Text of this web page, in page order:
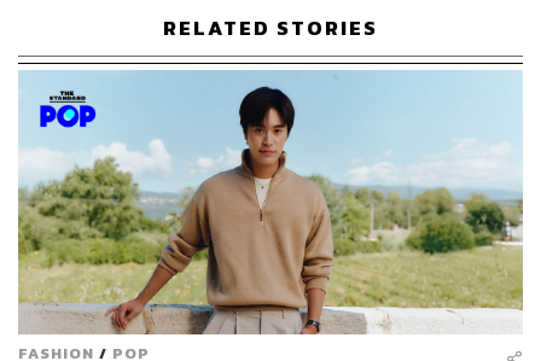
กองบรรณาธิการคัลเจอร์ สำนักข่าว THE
ABOUT THE AUTHOR
คริสตอฟเฟอร์ สเวนซัน
บรรณาธิการแฟชั่นและคัลเจอร์ต่างประเทศ
ประจำสำนักข่าว THE STANDARD
RELATED STORIES
FASHION / POP